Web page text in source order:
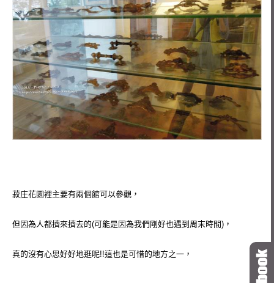
菽庄花園裡主要有兩個館可以參觀，
但因為人都擠來擠去的(可能是因為我們剛好也遇到周末時間)，
真的沒有心思好好地逛呢!!這也是可惜的地方之一，